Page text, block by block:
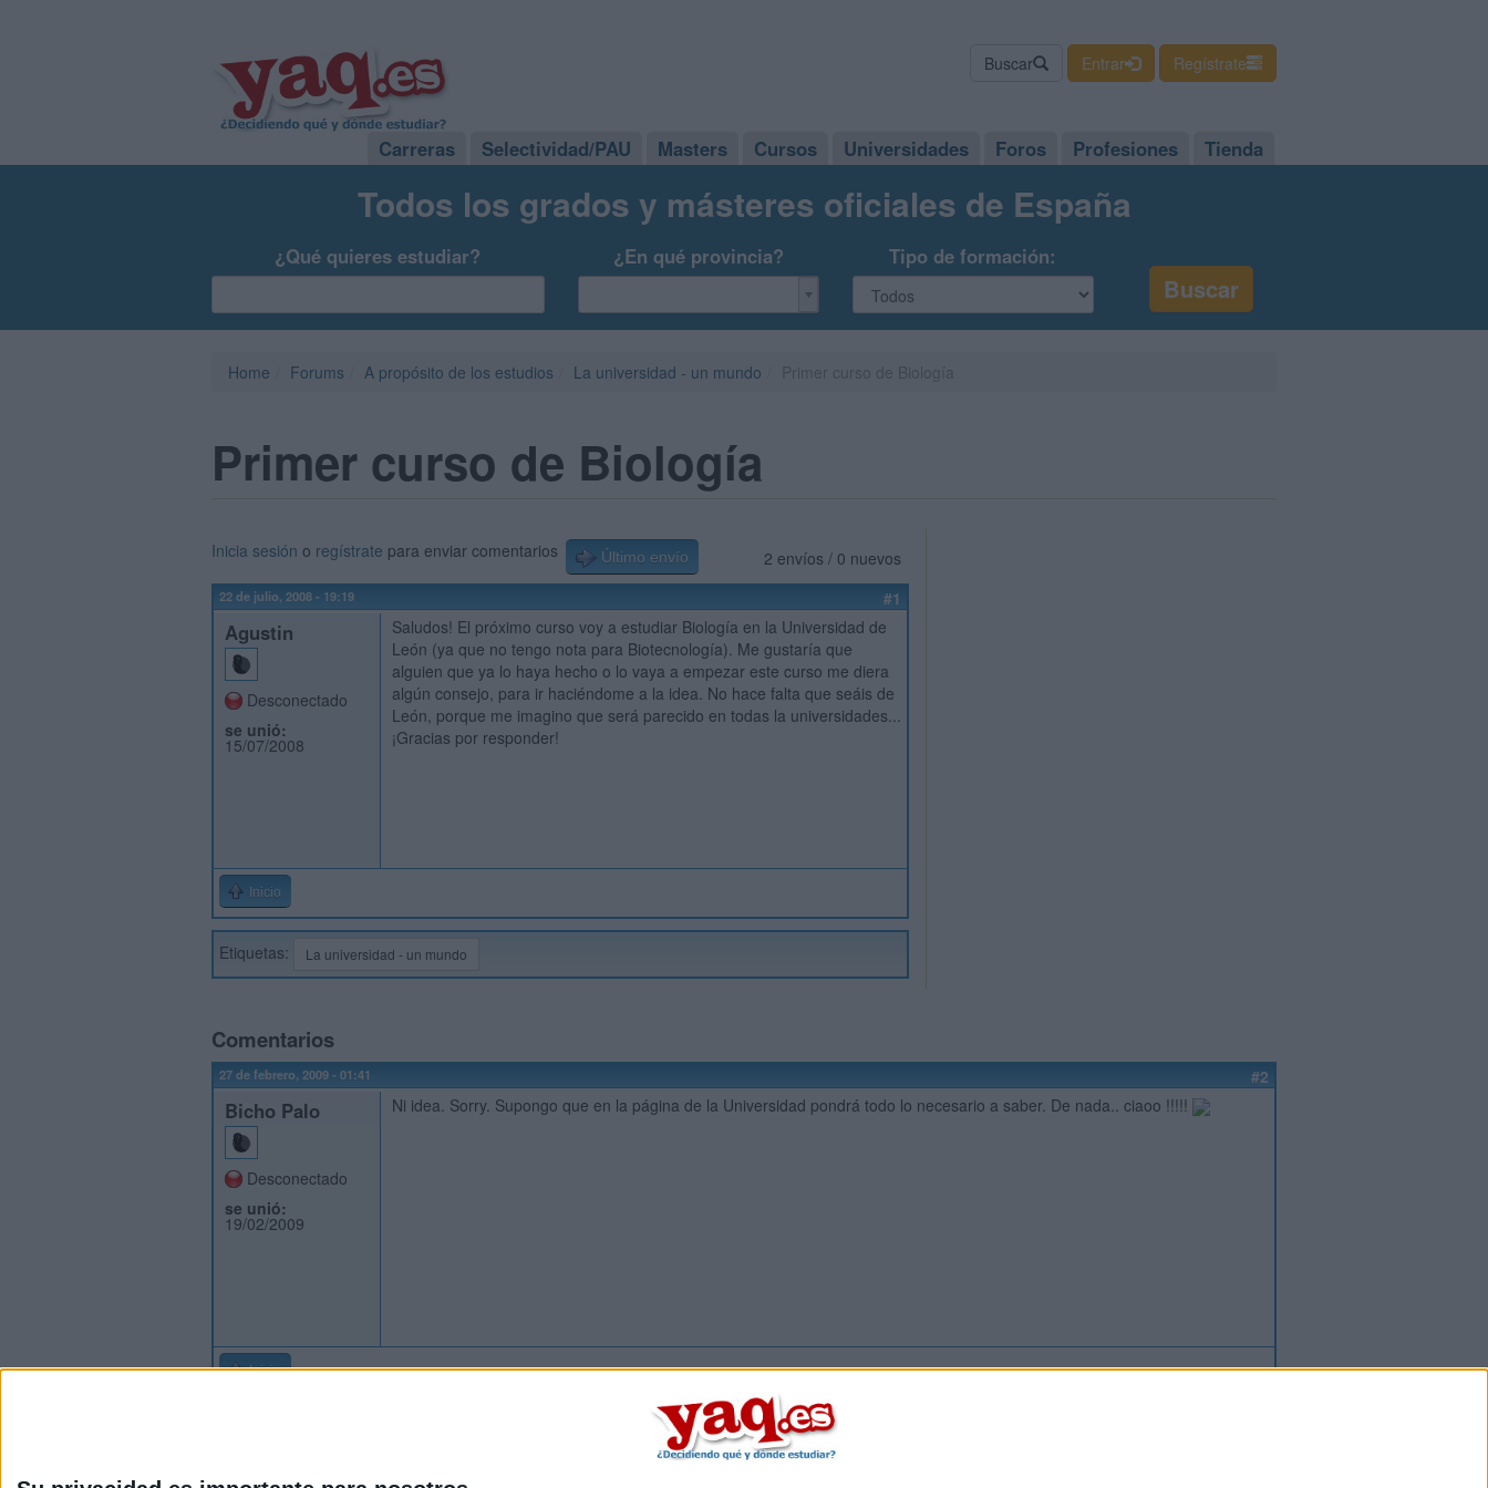
Buscar Entrar Regístrate
Carreras Selectividad/PAU Masters Cursos Universidades Foros Profesiones Tienda
Todos los grados y másteres oficiales de España
¿Qué quieres estudiar? ¿En qué provincia? Tipo de formación:
Home Forums A propósito de los estudios La universidad - un mundo
Primer curso de Biología
2 envíos / 0 nuevos
Inicia sesión o regístrate para enviar comentarios Último envío
22 de julio, 2008 - 19:19 #1
Agustin
Desconectado
se unió:
15/07/2008
Saludos! El próximo curso voy a estudiar Biología en la Universidad de
León (ya que no tengo nota para Biotecnología). Me gustaría que
alguien que ya lo haya hecho o lo vaya a empezar este curso me diera
algún consejo, para ir haciéndome a la idea. No hace falta que seáis de
León, porque me imagino que será parecido en todas la universidades...
¡Gracias por responder!
Inicio
Etiquetas: La universidad - un mundo
Comentarios
27 de febrero, 2009 - 01:41 #2
Bicho Palo
Desconectado
se unió:
19/02/2009
Ni idea. Sorry. Supongo que en la página de la Universidad pondrá todo lo necesario a saber. De nada.. ciaoo !!!!!
Inicio Inicia sesiónoregístratepara enviar comentarios